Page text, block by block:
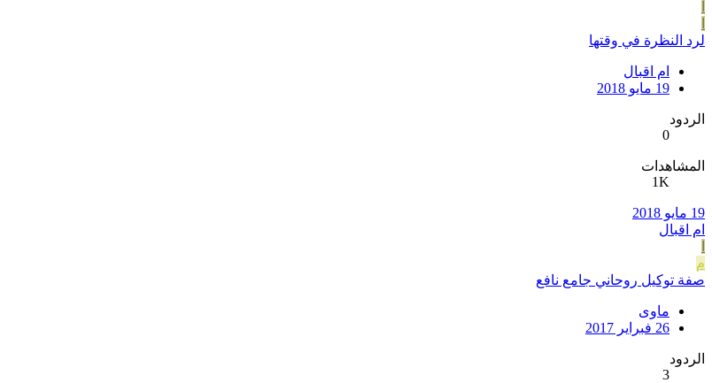
لرد النظرة في وقتها
ام اقبال
19 مايو 2018
الردود
0
المشاهدات
1K
19 مايو 2018
ام اقبال
م
صفة توكيل روحاني جامع نافع
ماوى
26 فبراير 2017
الردود
3